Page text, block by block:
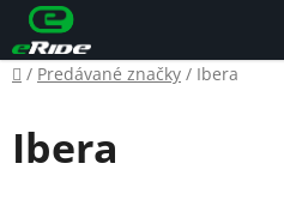
Prejsť
na
obsah
Domov
/ Predávané značky / Ibera
Ibera